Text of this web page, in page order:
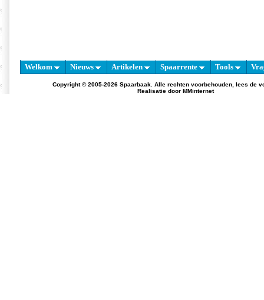
Welkom Nieuws Artikelen Spaarrente Tools
Copyright © 2005-2026 Spaarbaak. Alle rechten voorbehouden, lees de
Realisatie door MMinternet